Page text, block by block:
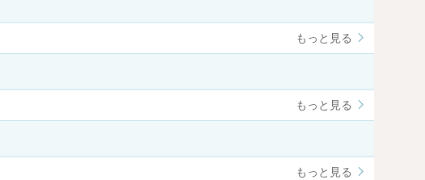
もっと見る
もっと見る
もっと見る